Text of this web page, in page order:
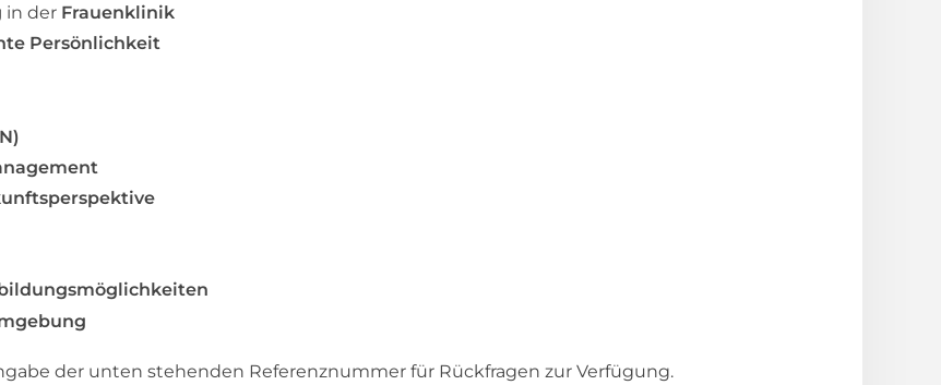
in der Frauenklinik
Persönlichkeit
der unten stehenden Referenznummer für Rückfragen zur Verfügung.